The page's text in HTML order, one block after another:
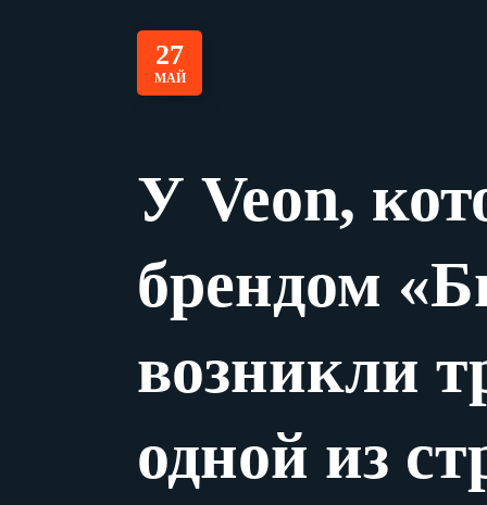
27
МАЙ
У Veon,
брендом
возникли
одной из